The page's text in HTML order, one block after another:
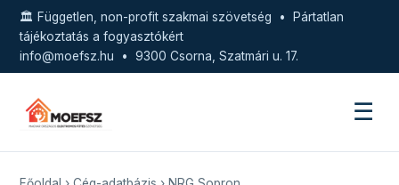
🏛️ Független, non-profit szakmai szövetség • Pártatlan
tájékoztatás a fogyasztókért
info@moefsz.hu • 9300 Csorna, Szatmári u. 17.
☰